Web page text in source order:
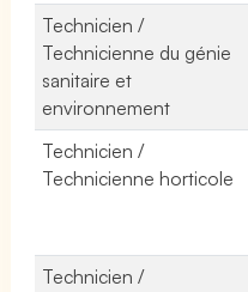
Technicien /
Technicienne du génie
sanitaire et
environnement
Technicien /
Technicienne horticole
Technicien /